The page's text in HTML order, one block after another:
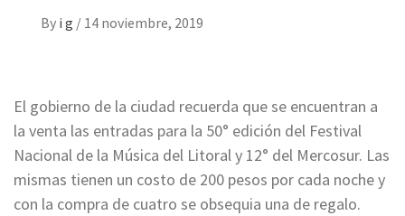
By i g / 14 noviembre, 2019
El gobierno de la ciudad recuerda que se encuentran a
la venta las entradas para la 50° edición del Festival
Nacional de la Música del Litoral y 12° del Mercosur. Las
mismas tienen un costo de 200 pesos por cada noche y
con la compra de cuatro se obsequia una de regalo.